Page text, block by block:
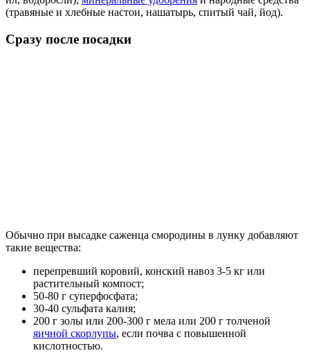
(травяные и хлебные настои, нашатырь, спитый чай, йод).
Сразу после посадки
Обычно при высадке саженца смородины в лунку добавляют
такие вещества:
перепревший коровий, конский навоз 3-5 кг или
растительный компост;
50-80 г суперфосфата;
30-40 сульфата калия;
200 г золы или 200-300 г мела или 200 г толченой
яичной скорлупы, если почва с повышенной
кислотностью.